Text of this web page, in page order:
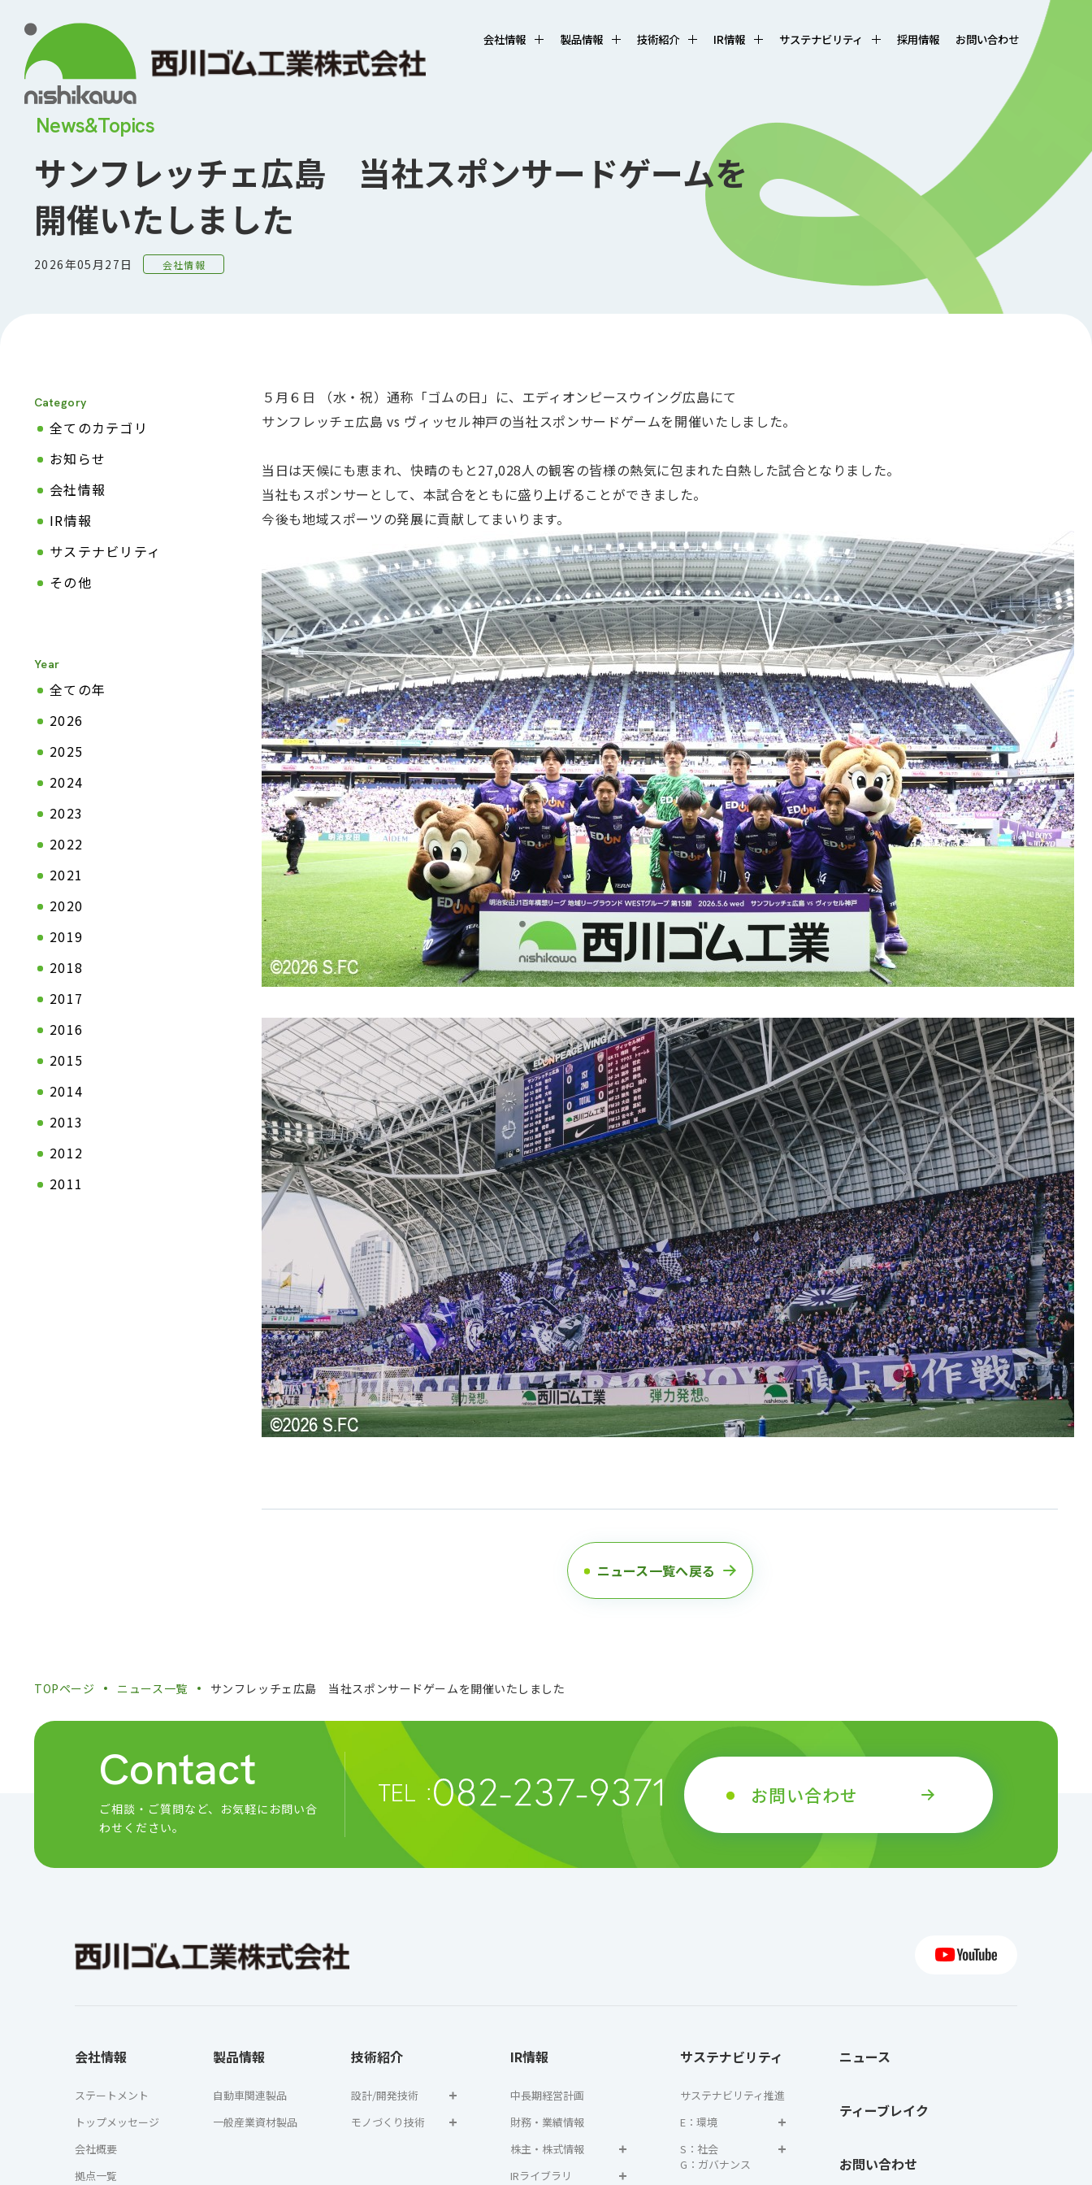
会社情報 製品情報 技術紹介 IR情報 サステナビリティ 採用情報 お問い合わせ
トップメッセージ
製品情報TOP
自動車関連製品
一般産業資材製品
技術紹介TOP
設計/開発技術
自動車シール技術
産業資材シール技術
新商品開発
材料/工法開発
音響評価技術
解析技術
評価技術
モノづくり技術
基幹技術
精練工程
押出工程
仕上工程
IR情報TOP
中長期経営計画
財務・業績情報
株主・株式情報
株式の状況
株主総会
配当・株主還元
株式手続きのご案内
IRライブラリ
IRライブラリTOP
決算関連資料
有価証券報告書
株主通信
個人投資家のみなさまへ
電子公告
サステナビリティTOP
サステナビリティ推進
E：環境
環境への取り組み
持続可能社会の推進
S：社会
人権の尊重
健康経営の推進
サプライチェーンマネジメン
ト
品質への取り組み
地域社会との共生
G：ガバナンス
相談窓口
CSR報告書
News&Topics
サンフレッチェ広島 当社スポンサードゲームを
開催いたしました
2026年05月27日 会社情報
Category
全てのカテゴリ
お知らせ
会社情報
IR情報
サステナビリティ
その他
Year
全ての年
2026
2025
2024
2023
2022
2021
2020
2019
2018
2017
2016
2015
2014
2013
2012
2011
５月６日 （水・祝）通称「ゴムの日」に、エディオンピースウイング広島にて
サンフレッチェ広島 vs ヴィッセル神戸の当社スポンサードゲームを開催いたしました。
当日は天候にも恵まれ、快晴のもと27,028人の観客の皆様の熱気に包まれた白熱した試合となりました。
当社もスポンサーとして、本試合をともに盛り上げることができました。
今後も地域スポーツの発展に貢献してまいります。
ニュース一覧へ戻る
TOPページ ニュース一覧 サンフレッチェ広島 当社スポンサードゲームを開催いたしました
Contact
ご相談・ご質問など、 お気軽にお問い合
わせください。
お問い合わせ
会社情報
ステートメント
トップメッセージ
会社概要
拠点一覧
製品情報
自動車関連製品
一般産業資材製品
技術紹介
設計/開発技術
モノづくり技術
IR情報
中長期経営計画
財務・業績情報
株主・株式情報
IRライブラリ
サステナビリティ
サステナビリティ推進
E：環境
S：社会
G：ガバナンス
ニュース
ティーブレイク
お問い合わせ